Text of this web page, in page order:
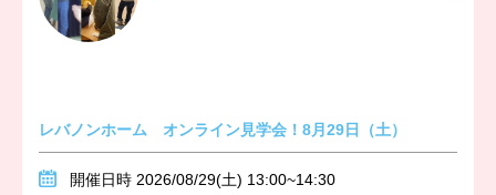
レバノンホーム オンライン見学会！8月29日（土）
開催日時 2026/08/29(土) 13:00~14:30